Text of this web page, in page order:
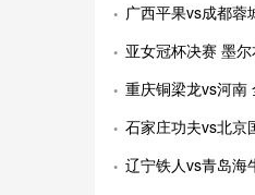
广西平果vs成都蓉
亚女冠杯决赛 墨尔
重庆铜梁龙vs河南
石家庄功夫vs北京
辽宁铁人vs青岛海